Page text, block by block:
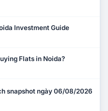
Investment Guide
Flats in Noida?
snapshot ngày 06/08/2026